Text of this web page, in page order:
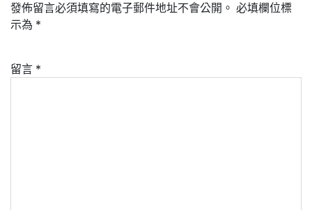
發佈留言必須填寫的電子郵件地址不會公開。 必填欄位標
示為 *
留言 *